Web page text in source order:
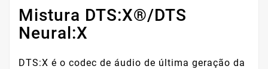
Mistura DTS:X®/DTS
Neural:X
DTS:X é o codec de áudio de última geração da